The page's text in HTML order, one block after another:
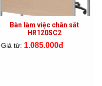
Bàn làm việc chân sắt
HR120SC2
Giá từ: 1.085.000đ